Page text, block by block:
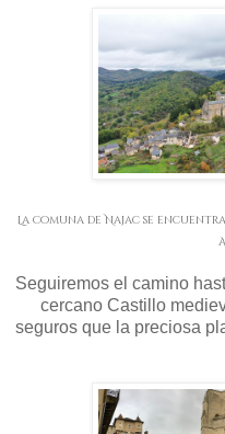
La comuna de Najac se
Seguiremos el camino
cercano Castillo
seguros que la preciosa